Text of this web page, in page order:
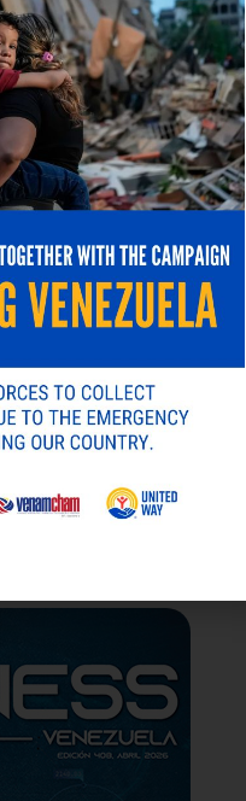
y web en este
que comente.
SIGUIENTE